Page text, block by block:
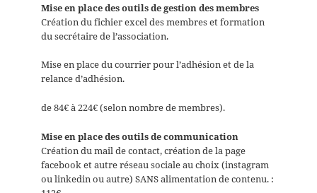
Mise en place des outils de gestion des membres
Création du fichier excel des membres et formation
du secrétaire de l’association.
Mise en place du courrier pour l’adhésion et de la
relance d’adhésion.
de 84€ à 224€ (selon nombre de membres).
Mise en place des outils de communication
Création du mail de contact, création de la page
facebook et autre réseau sociale au choix (instagram
ou linkedin ou autre) SANS alimentation de contenu. :